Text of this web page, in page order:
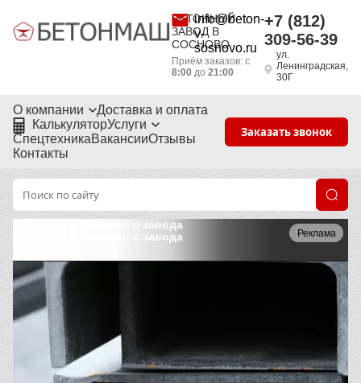
БЕТОННЫЙ
ЗАВОД В
СОСНОВО
info@beton-
v-
sosnovo.ru
Приём заказов: с
8:00 до 21:00
+7 (812)
309-56-39
ул.
Ленинградская,
30Г
О компании
Доставка и оплата
КалькуляторУслуги
СпецтехникаВакансииОтзывы
Контакты
Заказать звонок
Реклама
Швеллер в Сосново с завода
Швеллер в Сосново с завода